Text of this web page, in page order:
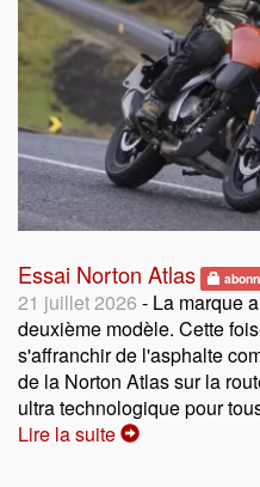
Essai Norton Atlas
21 juillet 2026 - La marque
deuxième modèle. Cette
s'affranchir de l'asphalte
de la Norton Atlas sur la
ultra technologique pour
Lire la suite